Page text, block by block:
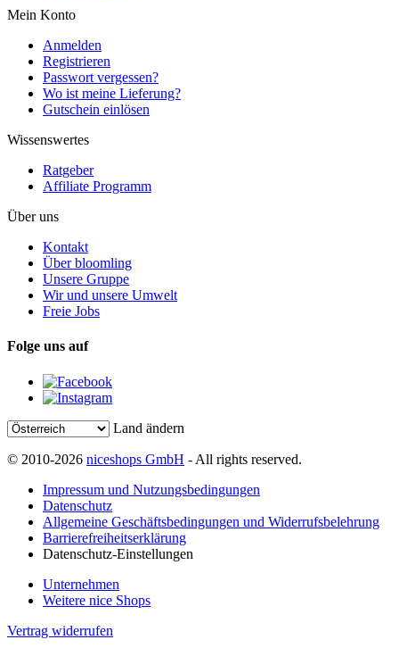
Mein Konto
Anmelden
Registrieren
Passwort vergessen?
Wo ist meine Lieferung?
Gutschein einlösen
Wissenswertes
Ratgeber
Affiliate Programm
Über uns
Kontakt
Über bloomling
Unsere Gruppe
Wir und unsere Umwelt
Freie Jobs
Folge uns auf
Land ändern
© 2010-2026 niceshops GmbH - All rights reserved.
Impressum und Nutzungsbedingungen
Datenschutz
Allgemeine Geschäftsbedingungen und Widerrufsbelehrung
Barrierefreiheitserklärung
Datenschutz-Einstellungen
Unternehmen
Weitere nice Shops
Vertrag widerrufen